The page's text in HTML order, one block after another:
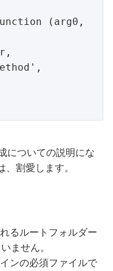
(arg0,
についての説明にな
割愛します。
るルートフォルダー
ません。
ンの必須ファイルで